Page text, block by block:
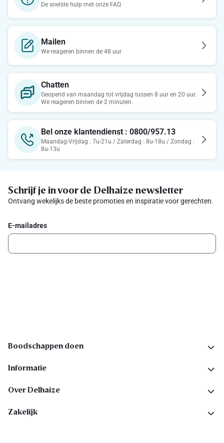
De snelste hulp met onze FAQ
Mailen
We reageren binnen de 48 uur
Chatten
Geopend van maandag tot vrijdag tussen 8 uur en 20 uur.
We reageren binnen de 2 minuten.
Bel onze klantendienst : 0800/957.13
Maandag-Vrijdag : 7u-21u / Zaterdag : 8u-18u / Zondag :
8u-13u
Schrijf je in voor de Delhaize newsletter
Ontvang wekelijks de beste promoties en inspiratie voor gerechten.
E-mailadres
Boodschappen doen
Informatie
Over Delhaize
Zakelijk